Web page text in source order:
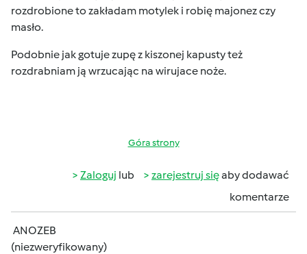
rozdrobione to zakładam motylek i robię majonez czy
masło.
Podobnie jak gotuje zupę z kiszonej kapusty też
rozdrabniam ją wrzucając na wirujace noże.
Góra strony
Zaloguj lub zarejestruj sięaby dodawać
komentarze
ANOZEB
(niezweryfikowany)